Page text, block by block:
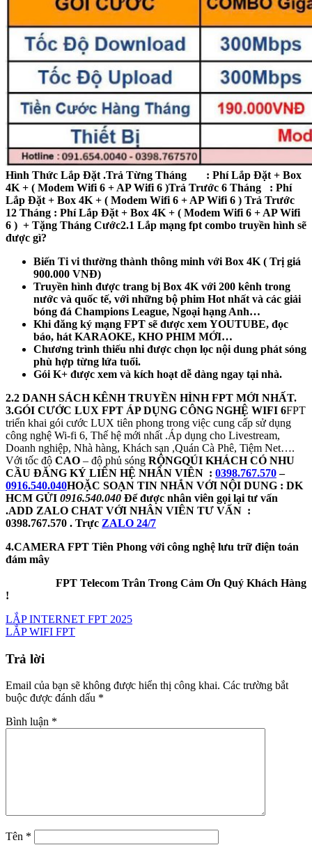
Hình Thức Lắp Đặt .Trả Từng Tháng : Phí Lắp Đặt + Box
4K + ( Modem Wifi 6 + AP Wifi 6 )Trả Trước 6 Tháng : Phí
Lắp Đặt + Box 4K + ( Modem Wifi 6 + AP Wifi 6 ) Trả Trước
12 Tháng : Phí Lắp Đặt + Box 4K + ( Modem Wifi 6 + AP Wifi
6 ) + Tặng Tháng Cước2.1 Lắp mạng fpt combo truyền hình sẽ
được gì?
Biến Ti vi thường thành thông minh với Box 4K ( Trị giá
900.000 VNĐ)
Truyền hình được trang bị Box 4K với 200 kênh trong
nước và quốc tế, với những bộ phim Hot nhất và các giải
bóng đá Champions League, Ngoại hạng Anh…
Khi đăng ký mạng FPT sẽ được xem YOUTUBE, đọc
báo, hát KARAOKE, KHO PHIM MỚI…
Chương trình thiếu nhi được chọn lọc nội dung phát sóng
phù hợp từng lứa tuổi.
Gói K+ được xem và kích hoạt dễ dàng ngay tại nhà.
2.2 DANH SÁCH KÊNH TRUYỀN HÌNH FPT MỚI NHẤT.
3.GÓI CƯỚC LUX FPT ÁP DỤNG CÔNG NGHỆ WIFI 6FPT
triển khai gói cước LUX tiên phong trong việc cung cấp sử dụng
công nghệ Wi-fi 6, Thế hệ mới nhất .Áp dụng cho Livestream,
Doanh nghiệp, Nhà hàng, Khách sạn ,Quán Cà Phê, Tiệm Net….
Với tốc độ CAO – độ phủ sóng RỘNGQÚI KHÁCH CÓ NHU
CẦU ĐĂNG KÝ LIÊN HỆ NHÂN VIÊN : 0398.767.570–
0916.540.040HOẶC SOẠN TIN NHẮN VỚI NỘI DUNG : DK
HCM GỬI 0916.540.040 Để được nhân viên gọi lại tư vấn
.ADD ZALO CHAT VỚI NHÂN VIÊN TƯ VẤN :
0398.767.570 . Trực ZALO 24/7
4.CAMERA FPT Tiên Phong với công nghệ lưu trữ điện toán
đám mây
FPT Telecom Trân Trong Cảm Ơn Quý Khách Hàng
!
LẮP INTERNET FPT 2025
LẮP WIFI FPT
Trả lời
Email của bạn sẽ không được hiển thị công khai. Các trường bắt
buộc được đánh dấu *
Bình luận *
Tên *